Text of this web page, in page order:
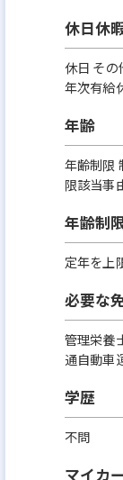
休日休
休日 その
年次有給
年齢
年齢制限
限該当事
年齢制
定年を上
必要な
管理栄養
通自動車
学歴
不問
マイカ